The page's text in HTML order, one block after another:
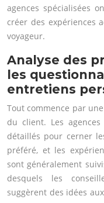
agences spécialisées
créer des expériences
voyageur.
Analyse des
les
entretiens
Tout commence par
du client. Les
détaillés pour cerner
préféré, et les
sont généralement
desquels les
suggèrent des idées